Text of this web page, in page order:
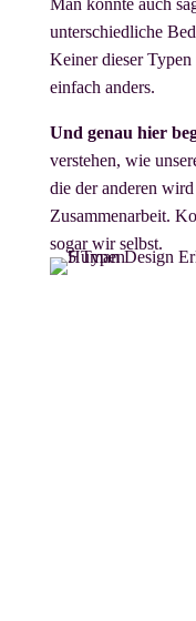
Man könnte auch
unterschiedliche
Keiner dieser Typen
einfach anders.
Und genau hier
verstehen, wie
die der anderen
Zusammenarbeit.
sogar wir selbst.